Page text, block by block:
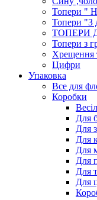
Топери "
Топери "З
ТОПЕРИ
Топери з
Хрещення
Цифри
Упаковка
Все для
Коробки
Для
Для
Для
Для
Для
Для
Для